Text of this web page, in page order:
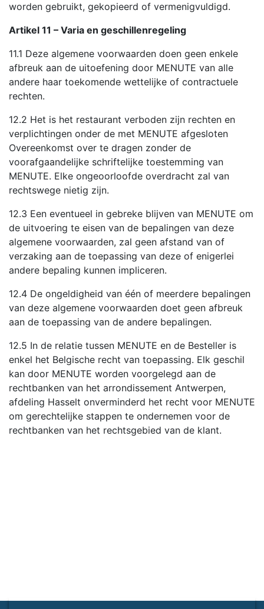
worden gebruikt, gekopieerd of vermenigvuldigd.
Artikel 11 – Varia en geschillenregeling
11.1 Deze algemene voorwaarden doen geen enkele
afbreuk aan de uitoefening door MENUTE van alle
andere haar toekomende wettelijke of contractuele
rechten.
12.2 Het is het restaurant verboden zijn rechten en
verplichtingen onder de met MENUTE afgesloten
Overeenkomst over te dragen zonder de
voorafgaandelijke schriftelijke toestemming van
MENUTE. Elke ongeoorloofde overdracht zal van
rechtswege nietig zijn.
12.3 Een eventueel in gebreke blijven van MENUTE om
de uitvoering te eisen van de bepalingen van deze
algemene voorwaarden, zal geen afstand van of
verzaking aan de toepassing van deze of enigerlei
andere bepaling kunnen impliceren.
12.4 De ongeldigheid van één of meerdere bepalingen
van deze algemene voorwaarden doet geen afbreuk
aan de toepassing van de andere bepalingen.
12.5 In de relatie tussen MENUTE en de Besteller is
enkel het Belgische recht van toepassing. Elk geschil
kan door MENUTE worden voorgelegd aan de
rechtbanken van het arrondissement Antwerpen,
afdeling Hasselt onverminderd het recht voor MENUTE
om gerechtelijke stappen te ondernemen voor de
rechtbanken van het rechtsgebied van de klant.